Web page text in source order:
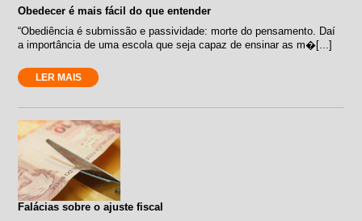
Obedecer é mais fácil do que entender
“Obediência é submissão e passividade: morte do pensamento. Daí
a importância de uma escola que seja capaz de ensinar as m�[...]
LER MAIS
Falácias sobre o ajuste fiscal